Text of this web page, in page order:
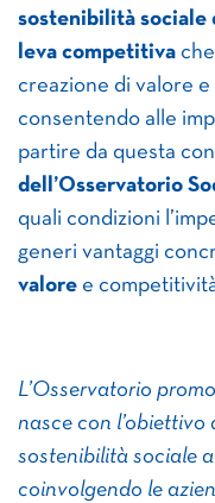
sostenibilità sociale
leva competitiva
creazione di valore
consentendo alle
partire da questa
dell’Osservatorio
quali condizioni
generi vantaggi
valore e
L’Osservatorio
nasce con l’obiettivo
sostenibilità sociale
coinvolgendo le